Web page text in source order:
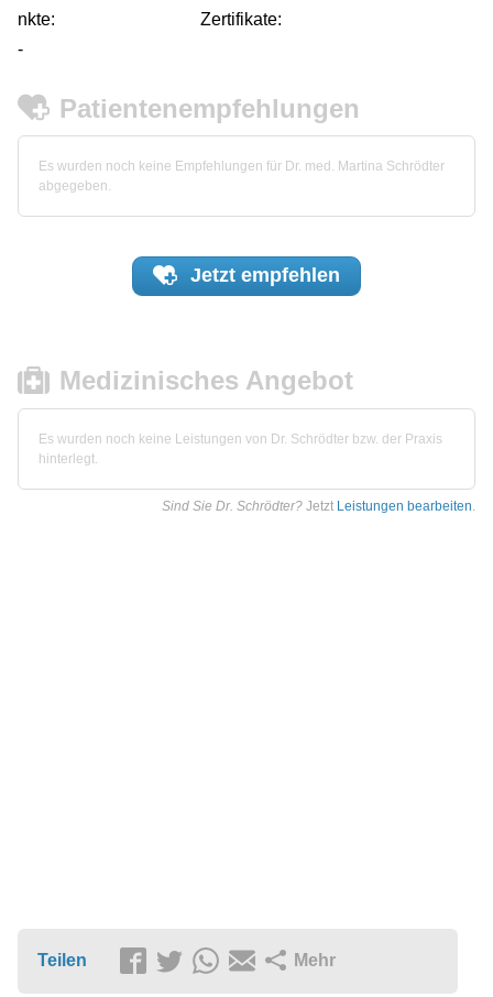
nkte:
Zertifikate:
-
Patientenempfehlungen
Es wurden noch keine Empfehlungen für Dr. med. Martina Schrödter
abgegeben.
Jetzt empfehlen
Medizinisches Angebot
Es wurden noch keine Leistungen von Dr. Schrödter bzw. der Praxis
hinterlegt.
Sind Sie Dr. Schrödter? Jetzt Leistungen bearbeiten.
Teilen Mehr